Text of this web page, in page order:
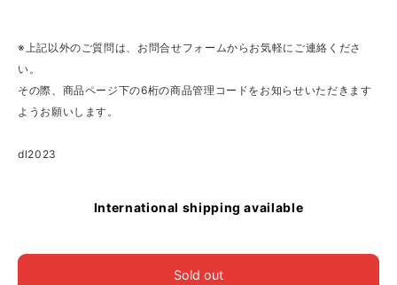
※上記以外のご質問は、お問合せフォームからお気軽にご連絡くださ
い。
その際、商品ページ下の6桁の商品管理コードをお知らせいただきます
ようお願いします。
dl2023
International shipping available
Sold out